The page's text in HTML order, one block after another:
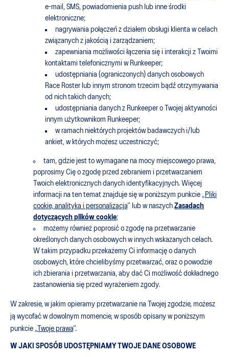
e-mail, SMS, powiadomienia push lub inne środki
elektroniczne;
nagrywania połączeń z działem obsługi klienta w celach
związanych z jakością i zarządzaniem;
zapewniania możliwości łączenia się i interakcji z Twoimi
kontaktami telefonicznymi w Runkeeper;
udostępniania (ograniczonych) danych osobowych
Race Roster lub innym stronom trzecim bądź otrzymywania
od nich takich danych;
udostępniania danych z Runkeeper o Twojej aktywności
innym użytkownikom Runkeeper;
w ramach niektórych projektów badawczych i/lub
ankiet, w których możesz uczestniczyć;
tam, gdzie jest to wymagane na mocy miejscowego prawa,
poprosimy Cię o zgodę przed zebraniem i przetwarzaniem
Twoich elektronicznych danych identyfikacyjnych. Więcej
informacji na ten temat znajduje się w poniższym punkcie „ Pliki
cookie, analityka i personalizacja” lub w naszych Zasadach
dotyczących plików cookie;
możemy również poprosić o zgodę na przetwarzanie
określonych danych osobowych w innych wskazanych celach.
W takim przypadku przekażemy Ci informację o danych
osobowych, które chcielibyśmy przetwarzać, oraz o powodzie
ich zbierania i przetwarzania, aby dać Ci możliwość dokładnego
zastanowienia się przed wyrażeniem zgody.
W zakresie, w jakim opieramy przetwarzanie na Twojej zgodzie, możesz
ją wycofać w dowolnym momencie, w sposób opisany w poniższym
punkcie „ Twoje prawa”.
W JAKI SPOSÓB UDOSTĘPNIAMY TWOJE DANE OSOBOWE